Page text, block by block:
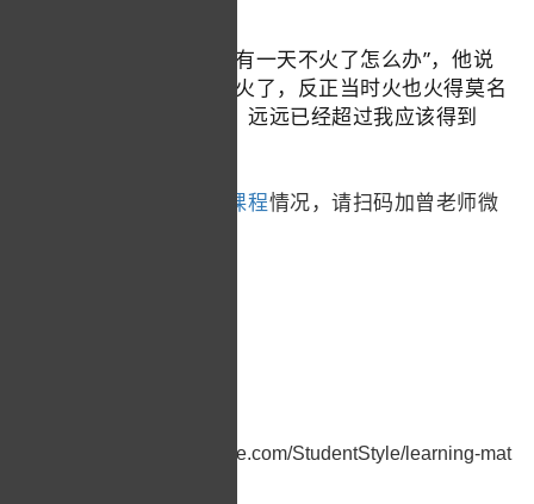
专访最后，记者问“如果有一天不火了怎么办”，他说
“我不知道。不火了就不火了，反正当时火也火得莫名
其妙。我觉得我得到的，远远已经超过我应该得到
全日制英语课程情况，请扫码加曾老师微
本文链接：https://m.pinghe.com/StudentStyle/learning-mat